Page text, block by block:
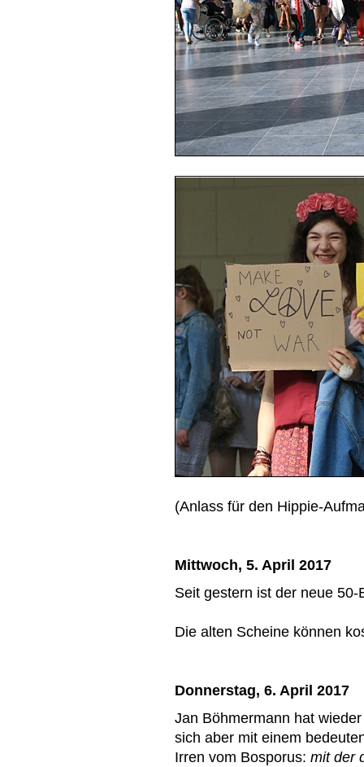
(Anlass für den Hippie-
Mittwoch, 5. April 2017
Seit gestern ist der neue
Die alten Scheine können
Donnerstag, 6. April 2017
Jan Böhmermann hat
sich aber mit einem
Irren vom Bosporus: mit der